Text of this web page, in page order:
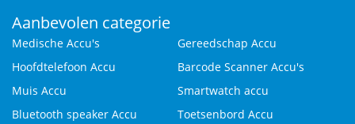
Aanbevolen categorie
Medische Accu's
Gereedschap Accu
Hoofdtelefoon Accu
Barcode Scanner Accu's
Muis Accu
Smartwatch accu
Bluetooth speaker Accu
Toetsenbord Accu